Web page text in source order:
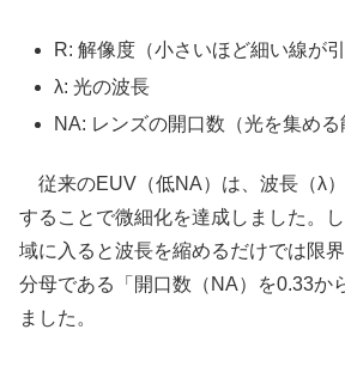
R: 解像度（小さいほど細い線が引
λ: 光の波長
NA: レンズの開口数（光を集める
従来のEUV（低NA）は、波長（λ）
することで微細化を達成しました。
域に入ると波長を縮めるだけでは限
分母である「開口数（NA）を0.33か
ました。